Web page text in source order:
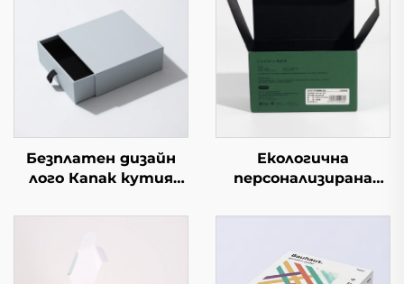
Безплатен дизайн
лого Капак кутия
опаковка
крафт хартия
Пълно принтиране
Екологична
персонализирана
кутия от вълнест
кутия за пратки,
дрехи, хартия,